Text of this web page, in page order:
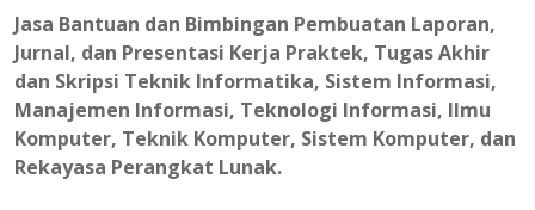
Jasa Bantuan dan Bimbingan Pembuatan Laporan,
Jurnal, dan Presentasi Kerja Praktek, Tugas Akhir
dan Skripsi Teknik Informatika, Sistem Informasi,
Manajemen Informasi, Teknologi Informasi, Ilmu
Komputer, Teknik Komputer, Sistem Komputer, dan
Rekayasa Perangkat Lunak.